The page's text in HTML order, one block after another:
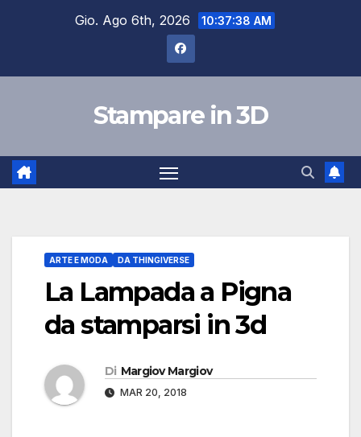
Gio. Ago 6th, 2026 10:37:39 AM
Stampare in 3D
ARTE E MODA DA THINGIVERSE
La Lampada a Pigna
da stamparsi in 3d
Di Margiov Margiov
MAR 20, 2018